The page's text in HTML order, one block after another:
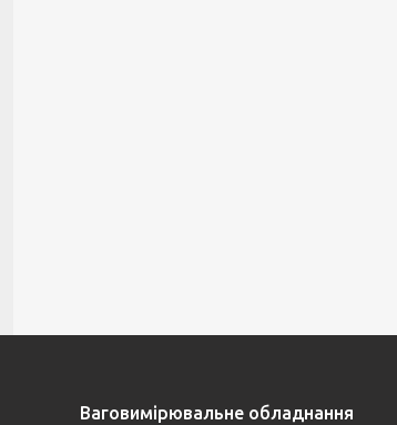
Ваговимірювальне обладнання